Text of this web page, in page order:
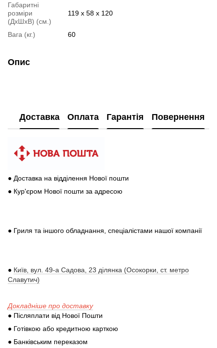
Габаритні
розміри
(ДхШхВ) (см.)
119 х 58 х 120
Вага (кг.) 60
Опис
Доставка Оплата Гарантія Повернення
● Доставка на відділення Нової пошти
● Кур'єром Нової пошти за адресою
● Гриля та іншого обладнання, спеціалістами нашої компанії
● Київ, вул. 49-а Садова, 23 ділянка (Осокорки, ст. метро
Славутич)
Докладніше про доставку
● Післяплати від Нової Пошти
● Готівкою або кредитною карткою
● Банківським переказом